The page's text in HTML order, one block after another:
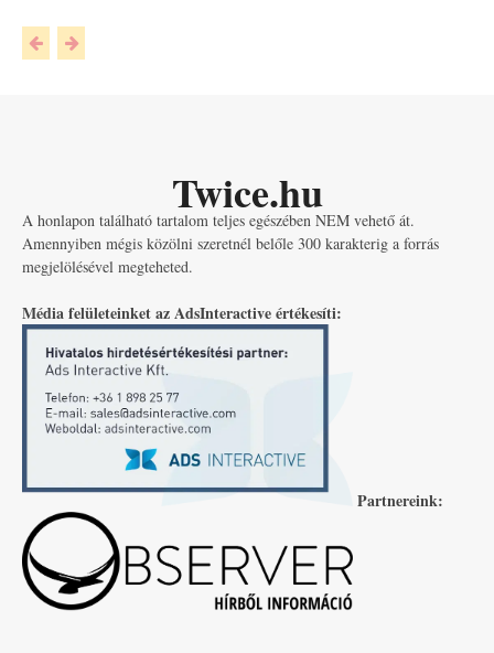
Twice.hu
A honlapon található tartalom teljes egészében NEM vehető át.
Amennyiben mégis közölni szeretnél belőle 300 karakterig a forrás
megjelölésével megteheted.
Média felületeinket az AdsInteractive értékesíti:
Partnereink: